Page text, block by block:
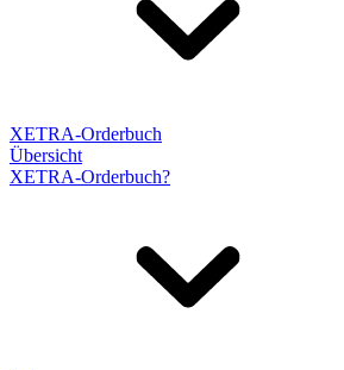
XETRA-Orderbuch
Übersicht
XETRA-Orderbuch?